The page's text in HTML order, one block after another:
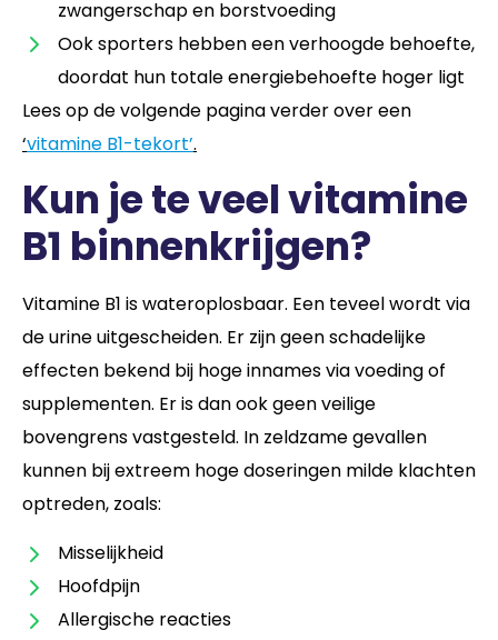
zwangerschap en borstvoeding
Ook sporters hebben een verhoogde behoefte,
doordat hun totale energiebehoefte hoger ligt
Lees op de volgende pagina verder over een
‘vitamine B1-tekort’.
Kun je te veel vitamine
B1 binnenkrijgen?
Vitamine B1 is wateroplosbaar. Een teveel wordt via
de urine uitgescheiden. Er zijn geen schadelijke
effecten bekend bij hoge innames via voeding of
supplementen. Er is dan ook geen veilige
bovengrens vastgesteld. In zeldzame gevallen
kunnen bij extreem hoge doseringen milde klachten
optreden, zoals:
Misselijkheid
Hoofdpijn
Allergische reacties